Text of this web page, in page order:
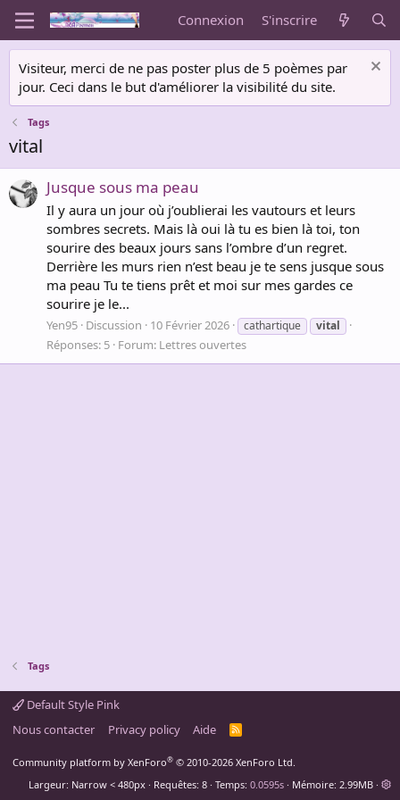
Connexion S'inscrire
Visiteur, merci de ne pas poster plus de 5 poèmes par
jour. Ceci dans le but d'améliorer la visibilité du site.
Tags
vital
Jusque sous ma peau
Il y aura un jour où j’oublierai les vautours et leurs
sombres secrets. Mais là oui là tu es bien là toi, ton
sourire des beaux jours sans l’ombre d’un regret.
Derrière les murs rien n’est beau je te sens jusque sous
ma peau Tu te tiens prêt et moi sur mes gardes ce
sourire je le...
Yen95 Discussion 10 Février 2026 cathartique vital
Réponses: 5 Forum: Lettres ouvertes
Tags
Default Style Pink
Nous contacter
Privacy policy Aide
R
Community platform by XenForo® © 2010-2026 XenForo Ltd.
Largeur
Requêtes 8 Temps 0.0595s Mémoire 2.99MB